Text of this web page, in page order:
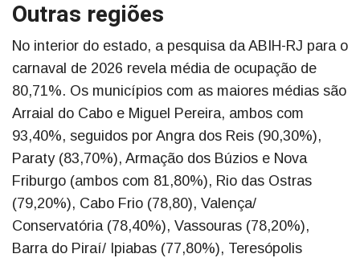
Outras regiões
No interior do estado, a pesquisa da ABIH-RJ para o
carnaval de 2026 revela média de ocupação de
80,71%. Os municípios com as maiores médias são
Arraial do Cabo e Miguel Pereira, ambos com
93,40%, seguidos por Angra dos Reis (90,30%),
Paraty (83,70%), Armação dos Búzios e Nova
Friburgo (ambos com 81,80%), Rio das Ostras
(79,20%), Cabo Frio (78,80), Valença/
Conservatória (78,40%), Vassouras (78,20%),
Barra do Piraí/ Ipiabas (77,80%), Teresópolis